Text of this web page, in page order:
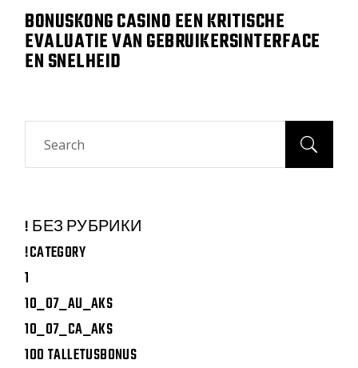
BONUSKONG CASINO EEN KRITISCHE
EVALUATIE VAN GEBRUIKERSINTERFACE
EN SNELHEID
Search
! БЕЗ РУБРИКИ
!CATEGORY
1
10_07_AU_AKS
10_07_CA_AKS
100 TALLETUSBONUS